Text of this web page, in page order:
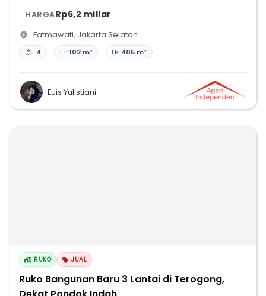
HARGARp6,2 miliar
Fatmawati, Jakarta Selatan
4 LT:102 m² LB: 405 m²
Euis Yulistiani
RUKO JUAL
Ruko Bangunan Baru 3 Lantai di Terogong,